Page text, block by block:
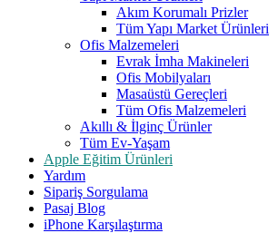
Akım Korumalı Prizler
Tüm Yapı Market Ürünleri
Ofis Malzemeleri
Evrak İmha Makineleri
Ofis Mobilyaları
Masaüstü Gereçleri
Tüm Ofis Malzemeleri
Akıllı & İlginç Ürünler
Tüm Ev-Yaşam
Apple Eğitim Ürünleri
Yardım
Sipariş Sorgulama
Pasaj Blog
iPhone Karşılaştırma